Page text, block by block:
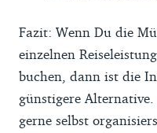
Fazit: Wenn Du die
einzelnen
buchen, dann ist die
günstigere
gerne selbst